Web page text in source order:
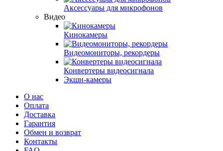
Аксессуары для микрофонов
Видео
Кинокамеры
Видеомониторы, рекордеры
Конвертеры видеосигнала
Экшн-камеры
О нас
Оплата
Доставка
Гарантия
Обмен и возврат
Контакты